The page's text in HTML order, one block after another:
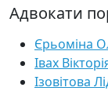
Адвокати
Єрьоміна
Івах
Ізовітова